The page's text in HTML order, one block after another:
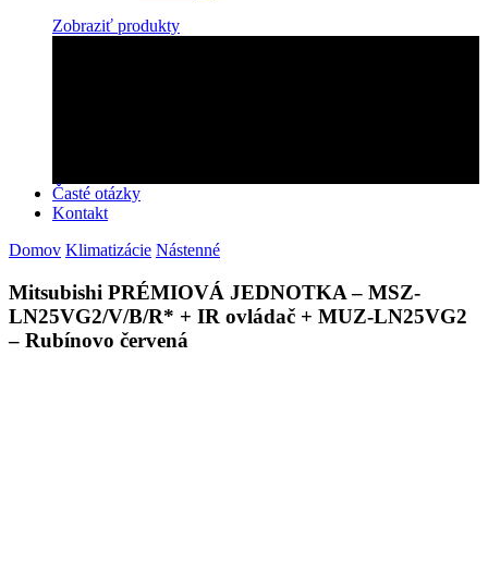
Zobraziť produkty
Časté otázky
Kontakt
Domov Klimatizácie Nástenné
Mitsubishi PRÉMIOVÁ JEDNOTKA – MSZ-
LN25VG2/V/B/R* + IR ovládač + MUZ-LN25VG2
– Rubínovo červená